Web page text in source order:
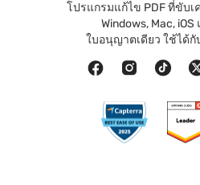
โปรแกรมแก้ไข PDF ที่ขับเ
Windows, Mac,
ใบอนุญาตเดียว ใช้ได้